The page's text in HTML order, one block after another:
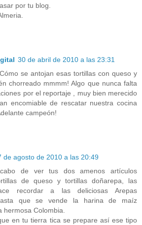
por tu blog.
30 de abril de 2010 a las 23:31
se antojan esas tortillas con queso y
chorreado mmmm! Algo que nunca falta
por el reportaje , muy bien merecido
encomiable de rescatar nuestra cocina
campeón!
de agosto de 2010 a las 20:49
de ver tus dos amenos artículos
de queso y tortillas doñarepa, las
recordar a las deliciosas Arepas
que se vende la harina de maíz
hermosa Colombia.
en tu tierra tica se prepare así ese tipo